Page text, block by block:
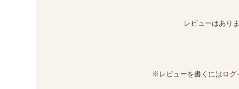
レビューはありま
※レビューを書くにはログ